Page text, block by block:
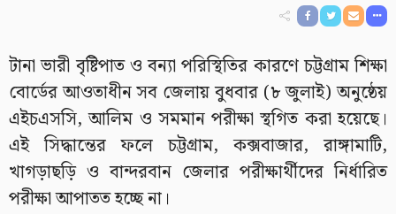
টানা ভারী বৃষ্টিপাত ও বন্যা পরিস্থিতির কারণে চট্টগ্রাম শিক্ষা
বোর্ডের আওতাধীন সব জেলায় বুধবার (৮ জুলাই) অনুষ্ঠেয়
এইচএসসি, আলিম ও সমমান পরীক্ষা স্থগিত করা হয়েছে।
এই সিদ্ধান্তের ফলে চট্টগ্রাম, কক্সবাজার, রাঙ্গামাটি,
খাগড়াছড়ি ও বান্দরবান জেলার পরীক্ষার্থীদের নির্ধারিত
পরীক্ষা আপাতত হচ্ছে না।